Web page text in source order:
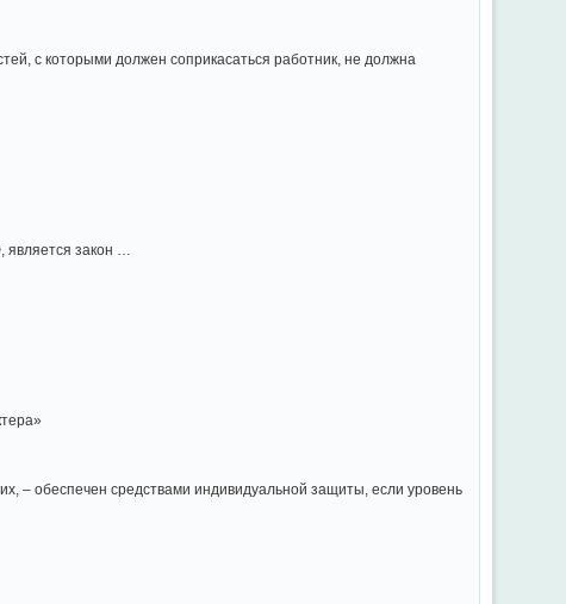
с которыми должен соприкасаться работник, не должна
закон …
– обеспечен средствами индивидуальной защиты, если уровень